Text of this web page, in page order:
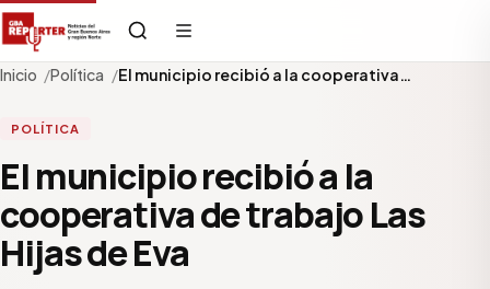
Inicio Política El municipio recibió a la cooperativa…
POLÍTICA
El municipio recibió a la
cooperativa de trabajo Las
Hijas de Eva